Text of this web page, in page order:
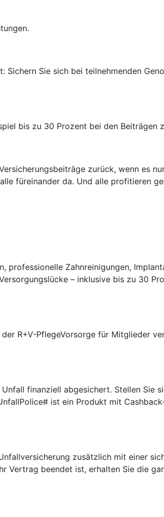
Sie sich bei teilnehmenden
bis zu 30 Prozent bei den Beiträgen
zurück, wenn es
füreinander da. Und alle profitieren
professionelle Zahnreinigungen,
– inklusive bis zu 30
R+V-PflegeVorsorge für Mitglieder
finanziell abgesichert. Stellen Sie
ist ein Produkt mit
zusätzlich mit einer
Vertrag beendet ist, erhalten Sie die